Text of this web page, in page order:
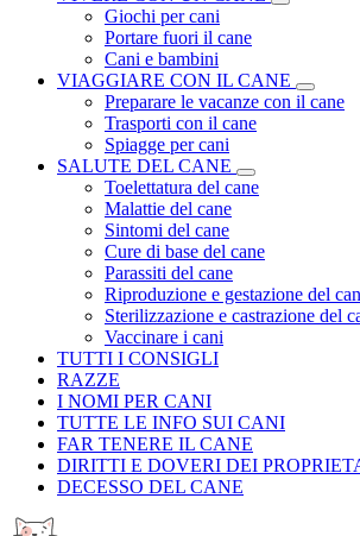
Giochi per cani
Portare fuori il cane
Cani e bambini
VIAGGIARE CON IL CANE
Preparare le vacanze con il cane
Trasporti con il cane
Spiagge per cani
SALUTE DEL CANE
Toelettatura del cane
Malattie del cane
Sintomi del cane
Cure di base del cane
Parassiti del cane
Riproduzione e gestazione del
Sterilizzazione e castrazione del
Vaccinare i cani
TUTTI I CONSIGLI
RAZZE
I NOMI PER CANI
TUTTE LE INFO SUI CANI
FAR TENERE IL CANE
DIRITTI E DOVERI DEI
DECESSO DEL CANE